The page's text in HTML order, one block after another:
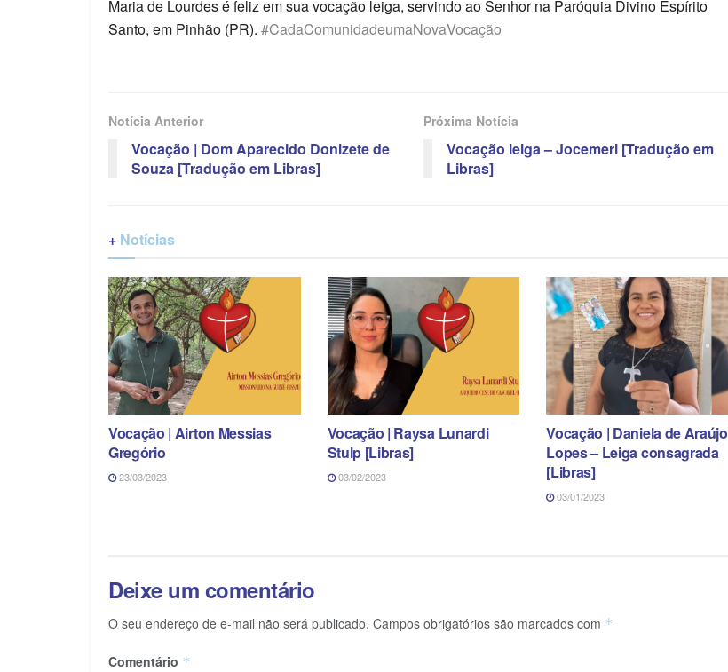
Maria de Lourdes é feliz em sua vocação leiga, servindo ao Senhor na Paróquia Divino Espírito
Santo, em Pinhão (PR). #CadaComunidadeumaNovaVocação
Notícia Anterior
Vocação | Dom Aparecido Donizete de
Souza [Tradução em Libras]
Próxima Notícia
Vocação leiga – Jocemeri [Tradução em
Libras]
+ Notícias
Vocação | Airton Messias
Gregório
23/03/2023
Vocação | Raysa Lunardi
Stulp [Libras]
03/02/2023
Vocação | Daniela de Araújo
Lopes – Leiga consagrada
[Libras]
03/01/2023
Deixe um comentário
O seu endereço de e-mail não será publicado. Campos obrigatórios são marcados com *
Comentário *